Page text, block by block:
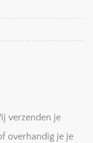
verzenden je
overhandig je je